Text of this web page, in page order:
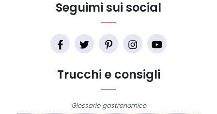
Trucchi e consigli
Glossario gastronomico
Seguimi sui social